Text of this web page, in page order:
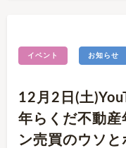
イベント お知らせ
12月2日(土
年らくだ不動産
ン売買のウソと